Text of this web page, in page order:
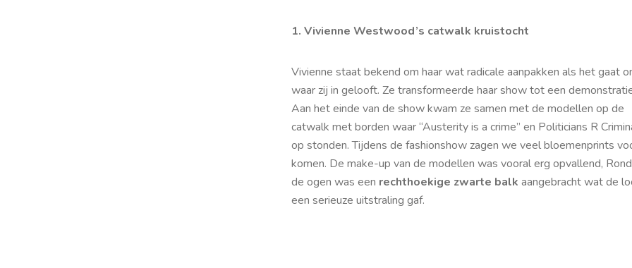
1. Vivienne Westwood’s catwalk kruistocht
Vivienne staat bekend om haar wat radicale aanpakken als het gaat
waar zij in gelooft. Ze transformeerde haar show tot een
Aan het einde van de show kwam ze samen met de modellen op de
catwalk met borden waar “Austerity is a crime” en Politicians R
op stonden. Tijdens de fashionshow zagen we veel bloemenprints
komen. De make-up van de modellen was vooral erg opvallend,
de ogen was een rechthoekige zwarte balk aangebracht wat de
een serieuze uitstraling gaf.